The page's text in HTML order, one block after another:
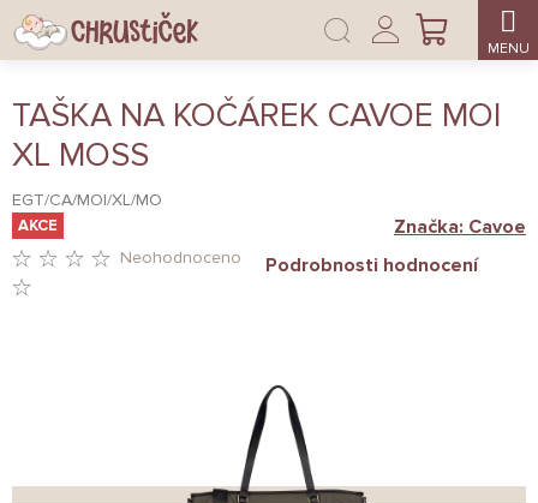
Přejít
na
obsah
NÁKUPNÍ
Přihlášení
TAŠKA NA KOČÁREK CAVOE MOI
XL MOSS
EGT/CA/MOI/XL/MO
AKCE
HVĚZDIČEK.
Neohodnoceno Podrobnosti hodnocení
Značka: Cavoe